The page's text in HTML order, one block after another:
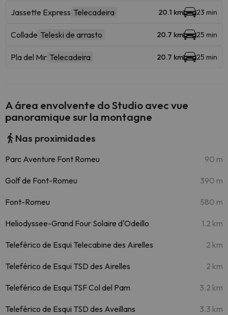
Jassette Express Telecadeira 20.1 km 23 min
Collade Teleski de arrasto 20.7 km 25 min
Pla del Mir Telecadeira 20.7 km 25 min
A área envolvente do Studio avec vue
panoramique sur la montagne
Nas proximidades
Parc Aventure Font Romeu 90 m
Golf de Font-Romeu 390 m
Font-Romeu 580 m
Heliodyssee-Grand Four Solaire d'Odeillo 1.2 km
Teleférico de Esqui Telecabine des Airelles 2 km
Teleférico de Esqui TSD des Airelles 2 km
Teleférico de Esqui TSF Col del Pam 3.2 km
Teleférico de Esqui TSD des Aveillans 3.3 km